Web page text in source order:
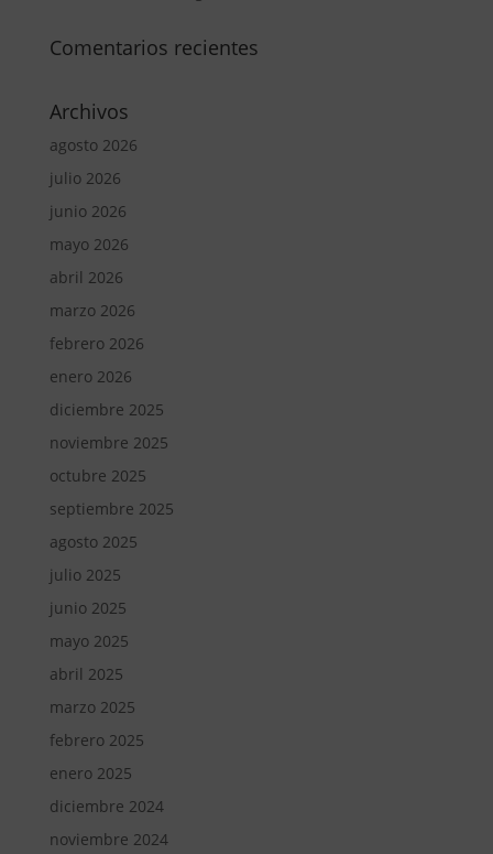
Comentarios recientes
Archivos
agosto 2026
julio 2026
junio 2026
mayo 2026
abril 2026
marzo 2026
febrero 2026
enero 2026
diciembre 2025
noviembre 2025
octubre 2025
septiembre 2025
agosto 2025
julio 2025
junio 2025
mayo 2025
abril 2025
marzo 2025
febrero 2025
enero 2025
diciembre 2024
noviembre 2024